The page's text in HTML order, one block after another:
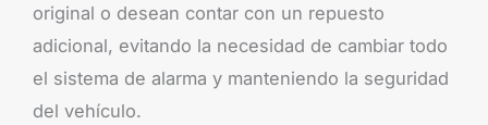
original o desean contar con un repuesto
adicional, evitando la necesidad de cambiar todo
el sistema de alarma y manteniendo la seguridad
del vehículo.